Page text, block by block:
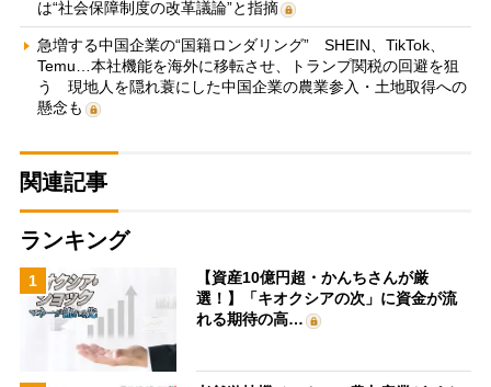
は“社会保障制度の改革議論”と指摘
急増する中国企業の“国籍ロンダリング” SHEIN、TikTok、
Temu…本社機能を海外に移転させ、トランプ関税の回避を狙
う 現地人を隠れ蓑にした中国企業の農業参入・土地取得への
懸念も
関連記事
ランキング
1
【資産10億円超・かんちさんが厳
選！】「キオクシアの次」に資金が流
れる期待の高…